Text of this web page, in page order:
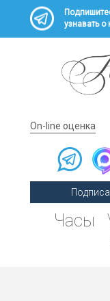
узнавать о
On-line оценка
Часы